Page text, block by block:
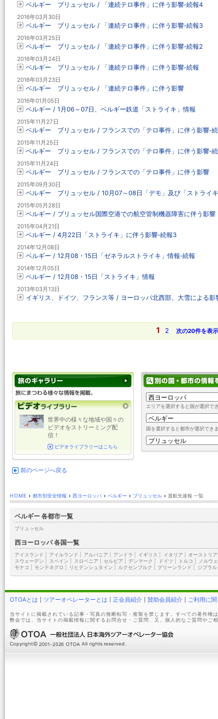
ベルギー ブリュッセル / 「連続テロ事件」に伴う影響‐続報4
2016年03月30日
ベルギー ブリュッセル / 「連続テロ事件」に伴う影響‐続報3
2016年03月25日
ベルギー ブリュッセル / 「連続テロ事件」に伴う影響‐続報2
2016年03月24日
ベルギー ブリュッセル / 「連続テロ事件」に伴う影響‐続報
2016年03月23日
ベルギー ブリュッセル / 「連続テロ事件」に伴う影響
2016年01月05日
ベルギー / 1月06～07日、ベルギー鉄道「ストライキ」情報
2015年11月27日
ベルギー ブリュッセル / フランスでの「テロ事件」に伴う影響‐
2015年11月25日
ベルギー ブリュッセル / フランスでの「テロ事件」に伴う影響‐
2015年11月24日
ベルギー ブリュッセル / フランスでの「テロ事件」に伴う影響
2015年09月30日
ベルギー ブリュッセル / 10月07～08日「デモ」及び「ストライ
2015年05月28日
ベルギー / ブリュッセル国際空港での航空管制機器障害に伴う影響
2015年04月21日
ベルギー / 4月22日「ストライキ」に伴う影響‐続報3
2014年12月08日
ベルギー / 12月08・15日「ゼネラルストライキ」情報‐続報
2014年12月05日
ベルギー / 12月08・15日「ストライキ」情報
2013年03月13日
イギリス、ドイツ、フランス等 / ヨーロッパ北西部、大雪による影
1 2 次の20件を表示
エリアを選択すると国が選択で
国を選択すると都市が選択でき
世界中の様々な地域や国々の
ビデオをストリーミング配
信！
ビデオライブラリーはこちら
前のページへ戻る
HOME › 都市別安全情報 › 西ヨーロッパ › ベルギー › ブリュッセル › 渡航先速報 一覧
ベルギー 各都市一覧
ブリュッセル
西ヨーロッパ 各国一覧
アイスランド アイルランド アルバニア アンドラ イギリス イタリア オーストリア
スウェーデン
スペイン スロベニア セルビア デンマーク ドイツ トルコ
ノルウ
モナコ
モンテネグロ リヒテンシュタイン ルクセンブルク グリーンランド ジブラル
OTOAとは ツアーオペレーターとは 正会員紹介 賛助会員紹介 ご利用に
当サイトに掲載されている記事・写真の無断転写・複製を禁じます。すべての著作権
弊会では、当サイトの掲載情報に関するお問合せ・ご質問、又、個人的なご質問やご